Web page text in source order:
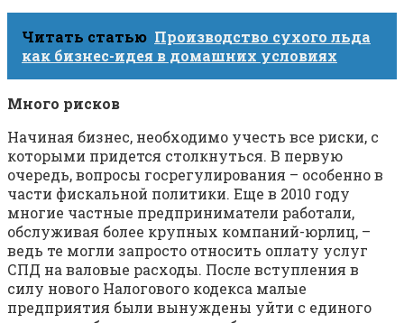
Читать статью Производство сухого льда
как бизнес-идея в домашних условиях
Много рисков
Начиная бизнес, необходимо учесть все риски, с
которыми придется столкнуться. В первую
очередь, вопросы госрегулирования – особенно в
части фискальной политики. Еще в 2010 году
многие частные предприниматели работали,
обслуживая более крупных компаний-юрлиц, –
ведь те могли запросто относить оплату услуг
СПД на валовые расходы. После вступления в
силу нового Налогового кодекса малые
предприятия были вынуждены уйти с единого